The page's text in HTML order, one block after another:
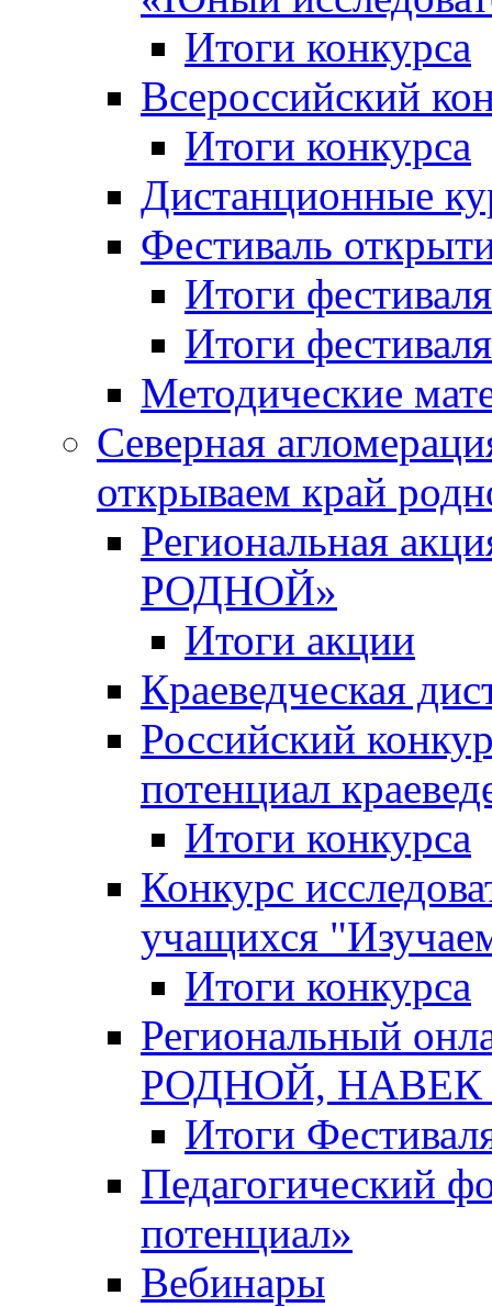
Итоги конкурса
Всероссийский
Итоги конкурса
Дистанционные
Фестиваль
Итоги
Итоги
Методические
Северная
открываем край
Региональная
РОДНОЙ»
Итоги акции
Краеведческая
Российский
потенциал
Итоги конкурса
Конкурс
учащихся
Итоги конкурса
Региональный
РОДНОЙ,
Итоги
Педагогический
потенциал»
Вебинары